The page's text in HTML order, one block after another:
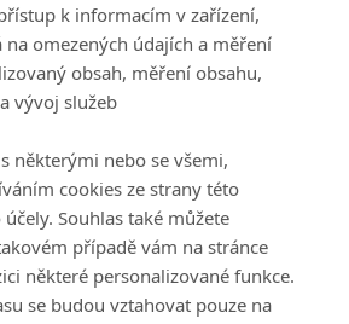
k informacím v zařízení,
na omezených údajích a měření
obsah, měření obsahu,
vývoj služeb
některými nebo se všemi,
cookies ze strany této
Souhlas také můžete
případě vám na stránce
některé personalizované funkce.
se budou vztahovat pouze na